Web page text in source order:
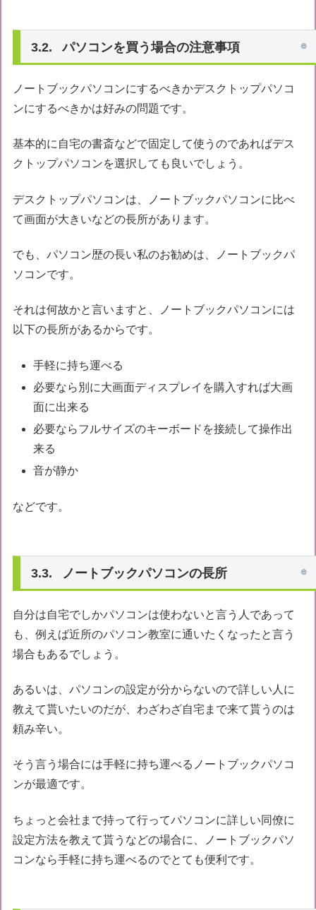
パソコンを買う場合の注意事項
ノートブックパソコンにするべきかデスクトップパソコ
ンにするべきかは好みの問題です。
基本的に自宅の書斎などで固定して使うのであればデス
クトップパソコンを選択しても良いでしょう。
デスクトップパソコンは、ノートブックパソコンに比べ
て画面が大きいなどの長所があります。
でも、パソコン歴の長い私のお勧めは、ノートブックパ
ソコンです。
それは何故かと言いますと、ノートブックパソコンには
以下の長所があるからです。
手軽に持ち運べる
必要なら別に大画面ディスプレイを購入すれば大画
面に出来る
必要ならフルサイズのキーボードを接続して操作出
来る
音が静か
などです。
ノートブックパソコンの長所
自分は自宅でしかパソコンは使わないと言う人であって
も、例えば近所のパソコン教室に通いたくなったと言う
場合もあるでしょう。
あるいは、パソコンの設定が分からないので詳しい人に
教えて貰いたいのだが、わざわざ自宅まで来て貰うのは
頼み辛い。
そう言う場合には手軽に持ち運べるノートブックパソコ
ンが最適です。
ちょっと会社まで持って行ってパソコンに詳しい同僚に
設定方法を教えて貰うなどの場合に、ノートブックパソ
コンなら手軽に持ち運べるのでとても便利です。